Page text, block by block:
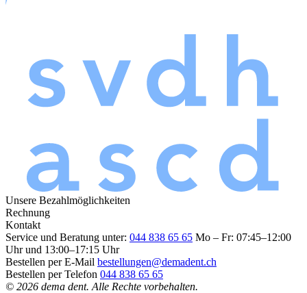
Unsere Bezahlmöglichkeiten
Rechnung
Kontakt
Service und Beratung unter: 044 838 65 65 Mo – Fr: 07:45–12:00
Uhr und 13:00–17:15 Uhr
Bestellen per E-Mail bestellungen@demadent.ch
Bestellen per Telefon 044 838 65 65
© 2026 dema dent. Alle Rechte vorbehalten.